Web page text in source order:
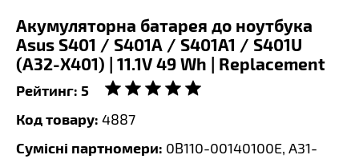
Акумуляторна батарея до ноутбука
Asus S401 / S401A / S401A1 / S401U
(A32-X401) | 11.1V 49 Wh | Replacement
Рейтинг: 5
Код товару: 4887
Сумісні партномери: 0B110-00140100E, A31-